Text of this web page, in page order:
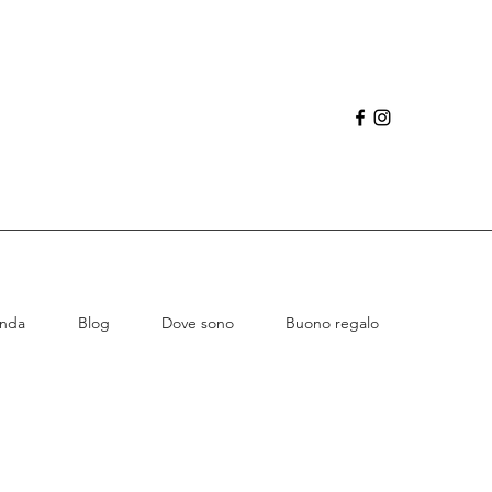
Blog Dove sono Buono regalo